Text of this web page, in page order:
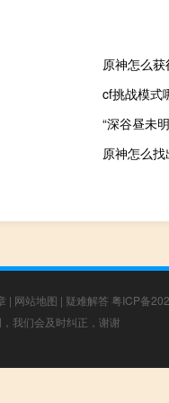
原神怎么
cf挑战模式
“深谷昼未
原神怎么
| 网站地图 | 疑难解答 粤ICP备
我们会及时纠正，谢谢